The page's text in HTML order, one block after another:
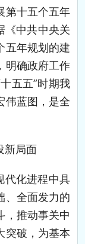
第十五个五年
《中共中央关
五年规划的建
明确政府工作
五五”时期我
伟蓝图，是全
新局面
代化进程中具
、全面发力的
，推动事关中
突破，为基本